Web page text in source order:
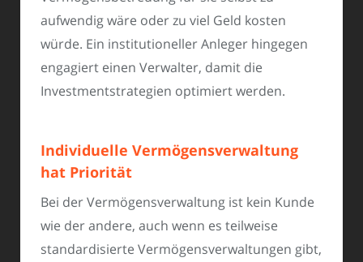
aufwendig wäre oder zu viel Geld kosten
würde. Ein institutioneller Anleger hingegen
engagiert einen Verwalter, damit die
Investmentstrategien optimiert werden.
Individuelle Vermögensverwaltung
hat Priorität
Bei der Vermögensverwaltung ist kein Kunde
wie der andere, auch wenn es teilweise
standardisierte Vermögensverwaltungen gibt,